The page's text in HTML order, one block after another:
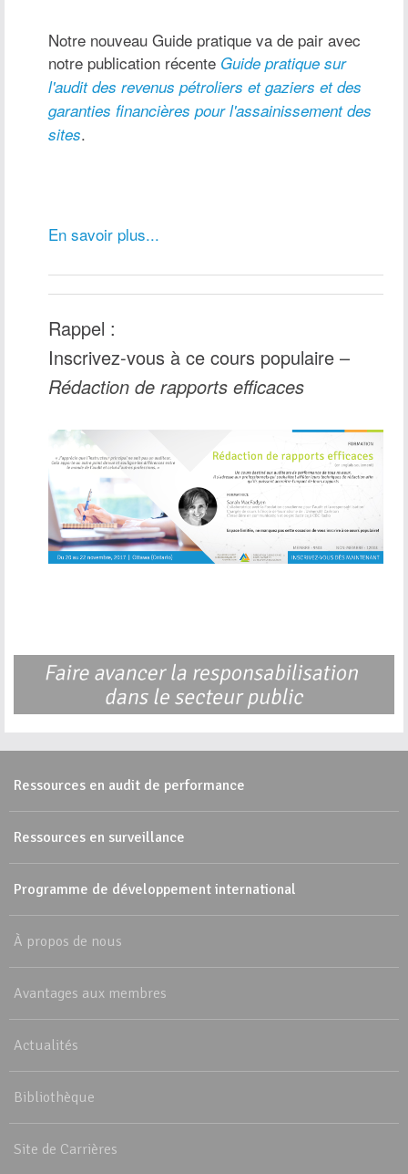
Notre nouveau Guide pratique va de pair avec
notre publication récente Guide pratique sur
l'audit des revenus pétroliers et gaziers et des
garanties financières pour l'assainissement des
sites.
En savoir plus...
Rappel :
Inscrivez-vous à ce cours populaire –
Rédaction de rapports efficaces
Ressources en audit de performance
Ressources en surveillance
Programme de développement international
À propos de nous
Avantages aux membres
Actualités
Bibliothèque
Site de Carrières